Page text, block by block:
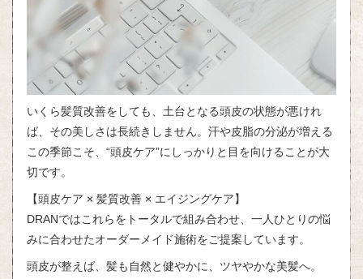
いくら髪質改善をしても、土台となる頭皮の状態が悪けれ
ば、その美しさは長続きしません。汗や皮脂の分泌が増える
この季節こそ、“頭皮ケア”にしっかりと目を向けることが大
切です。
【頭皮ケア × 髪質改善 × エイジングケア】
DRANではこれらをトータルで組み合わせ、一人ひとりの悩
みに合わせたオーダーメイド施術をご提案しています。
頭皮が整えば、髪も自然と健やかに、ツヤやかな美髪へ。